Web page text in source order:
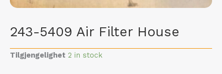
243-5409 Air Filter House
Tilgjengelighet 2 in stock